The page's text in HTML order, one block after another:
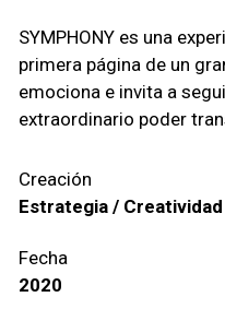
SYMPHONY es una
primera página de un
emociona e invita a
extraordinario poder
Creación
Estrategia /
Fecha
2020